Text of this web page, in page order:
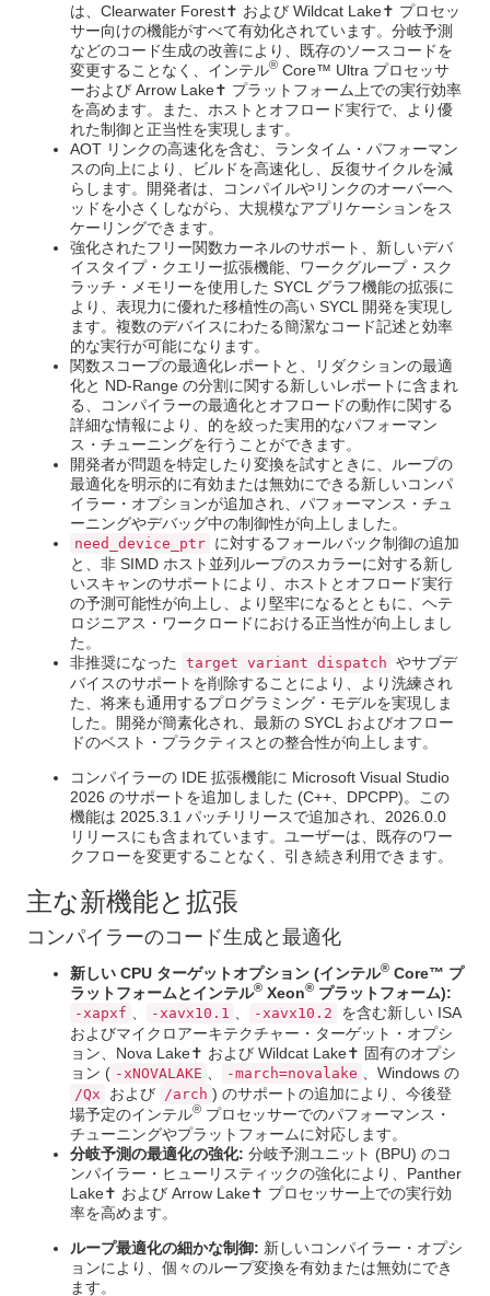
は、Clearwater Forest✝ および Wildcat Lake✝ プロセッ
サー向けの機能がすべて有効化されています。分岐予測
などのコード生成の改善により、既存のソースコードを
変更することなく、インテル® Core™ Ultra プロセッサ
ーおよび Arrow Lake✝ プラットフォーム上での実行効率
を高めます。また、ホストとオフロード実行で、より優
れた制御と正当性を実現します。
AOT リンクの高速化を含む、ランタイム・パフォーマン
スの向上により、ビルドを高速化し、反復サイクルを減
らします。開発者は、コンパイルやリンクのオーバーヘ
ッドを小さくしながら、大規模なアプリケーションをス
ケーリングできます。
強化されたフリー関数カーネルのサポート、新しいデバ
イスタイプ・クエリー拡張機能、ワークグループ・スク
ラッチ・メモリーを使用した SYCL グラフ機能の拡張に
より、表現力に優れた移植性の高い SYCL 開発を実現し
ます。複数のデバイスにわたる簡潔なコード記述と効率
的な実行が可能になります。
関数スコープの最適化レポートと、リダクションの最適
化と ND-Range の分割に関する新しいレポートに含まれ
る、コンパイラーの最適化とオフロードの動作に関する
詳細な情報により、的を絞った実用的なパフォーマン
ス・チューニングを行うことができます。
開発者が問題を特定したり変換を試すときに、ループの
最適化を明示的に有効または無効にできる新しいコンパ
イラー・オプションが追加され、パフォーマンス・チュ
ーニングやデバッグ中の制御性が向上しました。
need_device_ptr に対するフォールバック制御の追加
と、非 SIMD ホスト並列ループのスカラーに対する新し
いスキャンのサポートにより、ホストとオフロード実行
の予測可能性が向上し、より堅牢になるとともに、ヘテ
ロジニアス・ワークロードにおける正当性が向上しまし
た。
非推奨になった
target variant dispatch やサブデ
バイスのサポートを削除することにより、より洗練され
た、将来も通用するプログラミング・モデルを実現しま
した。開発が簡素化され、最新の SYCL およびオフロー
ドのベスト・プラクティスとの整合性が向上します。
コンパイラーの IDE 拡張機能に Microsoft Visual Studio
2026 のサポートを追加しました (C++、DPCPP)。この
機能は 2025.3.1 パッチリリースで追加され、2026.0.0
リリースにも含まれています。ユーザーは、既存のワー
クフローを変更することなく、引き続き利用できます。
主な新機能と拡張
コンパイラーのコード生成と最適化
新しい CPU ターゲットオプション (インテル® Core™ プ
ラットフォームとインテル® Xeon® プラットフォーム):
-xapxf -xavx10.1 -xavx10.2
を含む新しい ISA
およびマイクロアーキテクチャー・ターゲット・オプシ
ョン、Nova Lake✝ および Wildcat Lake✝ 固有のオプシ
ョン ( -xNOVALAKE -march=novalake 、Windows の
/Qx および /arch ) のサポートの追加により、今後登
場予定のインテル® プロセッサーでのパフォーマンス・
チューニングやプラットフォームに対応します。
分岐予測の最適化の強化: 分岐予測ユニット (BPU) のコ
ンパイラー・ヒューリスティックの強化により、Panther
Lake✝ および Arrow Lake✝ プロセッサー上での実行効
率を高めます。
ループ最適化の細かな制御: 新しいコンパイラー・オプシ
ョンにより、個々のループ変換を有効または無効にでき
ます。